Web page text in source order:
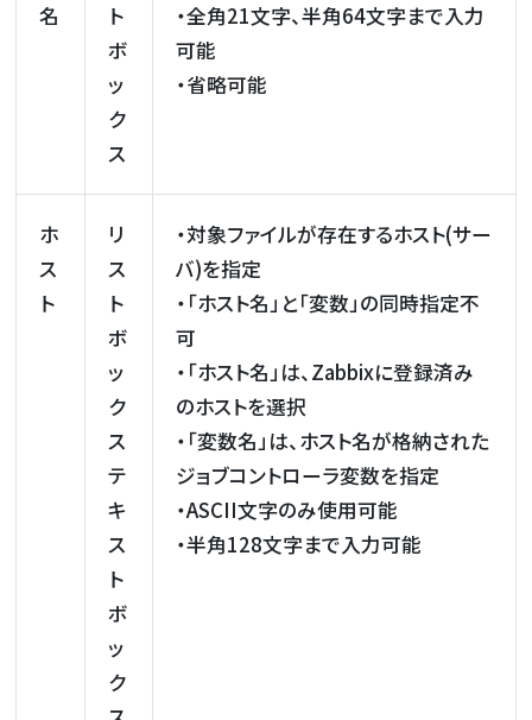
名
ト
ボ
ッ
ク
ス
・全角21文字、半角64文字まで入力
可能
・省略可能
ホ
ス
ト
リ
ス
ト
ボ
ッ
ク
ス
テ
キ
ス
ト
ボ
ッ
ク
・対象ファイルが存在するホスト(サー
バ)を指定
・「ホスト名」と「変数」の同時指定不
可
・「ホスト名」は、Zabbixに登録済み
のホストを選択
・「変数名」は、ホスト名が格納された
ジョブコントローラ変数を指定
・ASCII文字のみ使用可能
・半角128文字まで入力可能